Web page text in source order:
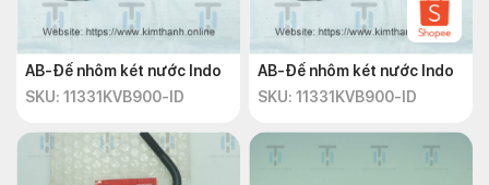
AB-Đế nhôm két nước Indo
SKU: 11331KVB900-ID
AB-Đế nhôm két nước Indo
SKU: 11331KVB900-ID